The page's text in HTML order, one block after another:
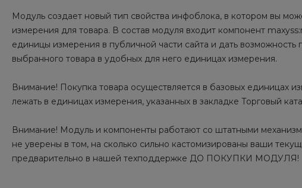
Модуль создает новый тип свойства инфоблока, в котором вы
измерения для товара. В состав модуля входит компонент
единицы измерения в публичной части сайта и дать возможность
выбранного товара в удобных для него единицах измерения.
Внимание! Покупка товара осуществляется в базовых единицах
лежать в единицах измерения, указанных в закладке Торговый
Внимание! Модуль и компоненты работают со штатными
не уверены в том, на сколько сильно кастомизированы ваши
предварительно в нашей техподдержке ДО ПОКУПКИ МОДУЛЯ!